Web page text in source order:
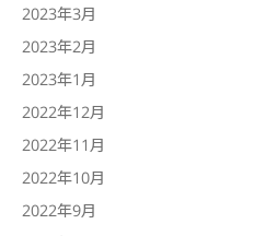
2023年3月
2023年2月
2023年1月
2022年12月
2022年11月
2022年10月
2022年9月